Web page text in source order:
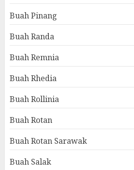
Buah Pinang
Buah Randa
Buah Remnia
Buah Rhedia
Buah Rollinia
Buah Rotan
Buah Rotan Sarawak
Buah Salak